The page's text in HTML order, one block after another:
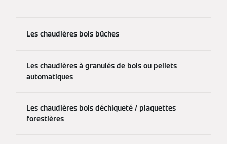
Les chaudières bois bûches
Les chaudières à granulés de bois ou pellets
automatiques
Les chaudières bois déchiqueté / plaquettes
forestières